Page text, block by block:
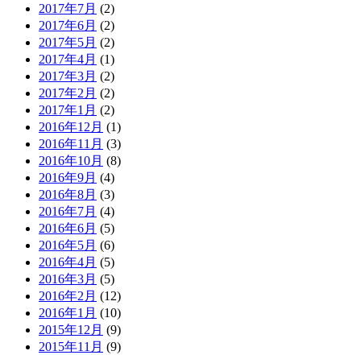
2017年7月 (2)
2017年6月 (2)
2017年5月 (2)
2017年4月 (1)
2017年3月 (2)
2017年2月 (2)
2017年1月 (2)
2016年12月 (1)
2016年11月 (3)
2016年10月 (8)
2016年9月 (4)
2016年8月 (3)
2016年7月 (4)
2016年6月 (5)
2016年5月 (6)
2016年4月 (5)
2016年3月 (5)
2016年2月 (12)
2016年1月 (10)
2015年12月 (9)
2015年11月 (9)